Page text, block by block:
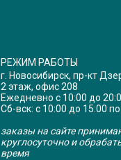
РЕЖИМ РАБОТЫ
г. Новосибирск, пр-кт
2 этаж, офис 208
Ежедневно с 10:00 до
Сб-вск: с 10:00 до 15:00
заказы на сайте
круглосуточно и
время